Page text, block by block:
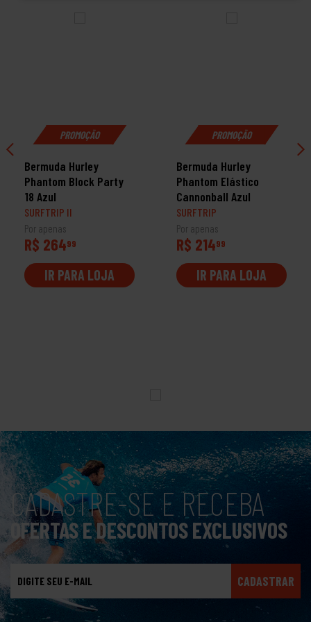
PROMOÇÃO
Bermuda Hurley
Phantom Block Party
18 Azul
SURFTRIP II
Por apenas
R$ 26499
IR PARA LOJA
PROMOÇÃO
Bermuda Hurley
Phantom Elástico
Cannonball Azul
SURFTRIP
Por apenas
R$ 21499
IR PARA LOJA
CADASTRE-SE E RECEBA
OFERTAS E DESCONTOS EXCLUSIVOS
CADASTRAR